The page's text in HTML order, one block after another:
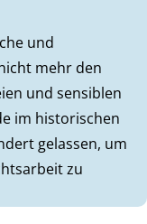
und
mehr den
und sensiblen
im historischen
gelassen, um
zu